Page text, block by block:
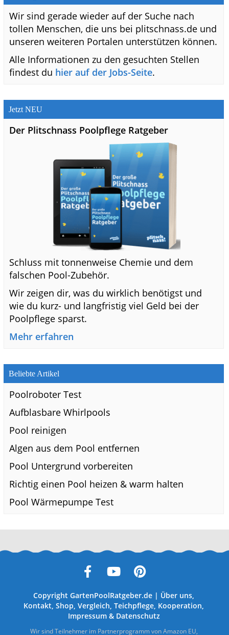
Wir sind gerade wieder auf der Suche nach
tollen Menschen, die uns bei plitschnass.de und
unseren weiteren Portalen unterstützen können.
Alle Informationen zu den gesuchten Stellen
findest du hier auf der Jobs-Seite.
Jetzt NEU
Der Plitschnass Poolpflege Ratgeber
Schluss mit tonnenweise Chemie und dem
falschen Pool-Zubehör.
Wir zeigen dir, was du wirklich benötigst und
wie du kurz- und langfristig viel Geld bei der
Poolpflege sparst.
Mehr erfahren
Beliebte Artikel
Poolroboter Test
Aufblasbare Whirlpools
Pool reinigen
Algen aus dem Pool entfernen
Pool Untergrund vorbereiten
Richtig einen Pool heizen & warm halten
Pool Wärmepumpe Test
Copyright GartenPoolRatgeber.de | Über uns,
Kontakt, Shop, Vergleich, Teichpflege, Kooperation,
Impressum& Datenschutz
Wir sind Teilnehmer im Partnerprogramm von Amazon EU,